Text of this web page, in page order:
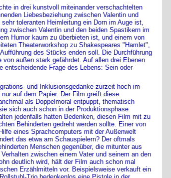
in drei kunstvoll miteinander verschachtelten
Liebesbeziehung zwischen Valentin und
toleranten Heimleitung ein Dorn im Auge ist,
zwischen Valentin und den beiden Spastikern im
Humor kaum zu überbieten ist, und einem von
Theaterworkshop zu Shakespeares "Hamlet",
des Stücks enden soll. Die Durchführung
von außen stark gefährdet. Auf allen drei Ebenen
entscheidende Frage des Lebens: Sein oder
und Inklusionsgedanke zurzeit hoch im
auf dem Papier. Der Film greift diese
als Doppelmoral entpuppt, thematisch
sich auch schon in der Produktionsphase
jedenfalls hatten Bedenken, diesen Film mit zu
Behinderten gedreht werden sollte. Einer von
eines Sprachcomputers mit der Außenwelt
das etwa am Schauspielern? Der oftmals
Menschen gegenüber, die mitunter aus
zwischen einem Vater und seinem an den
deutlich wird, hält der Film auch schon mal
Erzählmitteln vor. Beispielsweise verkauft ein